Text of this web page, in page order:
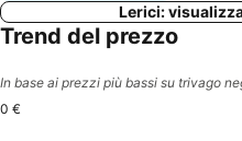
Lerici:
Trend del prezzo
In base ai prezzi più bassi su trivago
0 €